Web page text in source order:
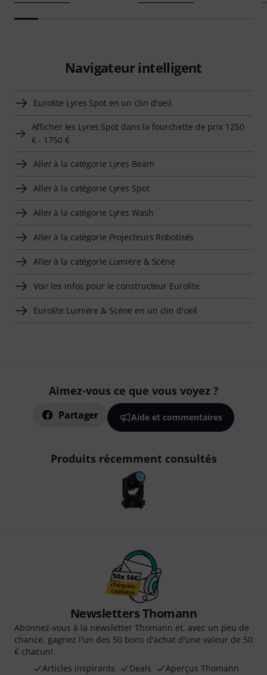
Navigateur intelligent
Eurolite Lyres Spot en un clin d'oeil
Afficher les Lyres Spot dans la fourchette de prix 1250
€ - 1750 €
Aller à la catégorie Lyres Beam
Aller à la catégorie Lyres Spot
Aller à la catégorie Lyres Wash
Aller à la catégorie Projecteurs Robotisés
Aller à la catégorie Lumière & Scène
Voir les infos pour le constructeur Eurolite
Eurolite Lumière & Scène en un clin d'oeil
Aimez-vous ce que vous voyez ?
Partager Aide et commentaires
Produits récemment consultés
Newsletters Thomann
Abonnez-vous à la newsletter Thomann et, avec un peu de
chance, gagnez l'un des 50 bons d'achat d'une valeur de 50
€ chacun!
Articles inspirants
Deals Aperçus Thomann